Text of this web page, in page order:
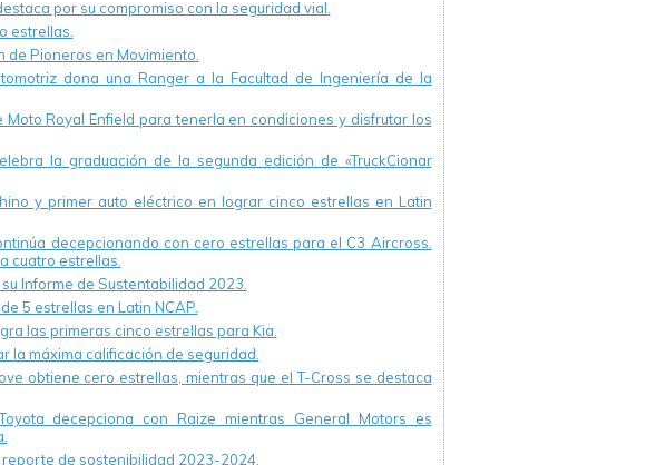
por su compromiso con la seguridad vial.
estrellas.
Pioneros en Movimiento.
dona una Ranger a la Facultad de Ingeniería de la
Royal Enfield para tenerla en condiciones y disfrutar los
la graduación de la segunda edición de «TruckCionar
y primer auto eléctrico en lograr cinco estrellas en Latin
decepcionando con cero estrellas para el C3 Aircross.
cuatro estrellas.
Informe de Sustentabilidad 2023.
5 estrellas en Latin NCAP.
las primeras cinco estrellas para Kia.
la máxima calificación de seguridad.
obtiene cero estrellas, mientras que el T-Cross se destaca
decepciona con Raize mientras General Motors es
de sostenibilidad 2023-2024.